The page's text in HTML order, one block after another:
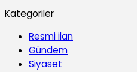
Kategoriler
Resmi ilan
Gündem
Siyaset